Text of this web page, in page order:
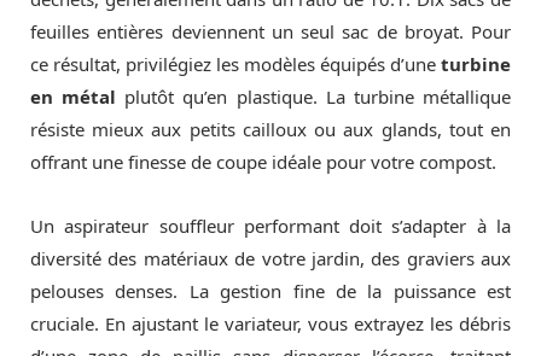
feuilles entières deviennent un seul sac de broyat. Pour
ce résultat, privilégiez les modèles équipés d’une turbine
en métal plutôt qu’en plastique. La turbine métallique
résiste mieux aux petits cailloux ou aux glands, tout en
offrant une finesse de coupe idéale pour votre compost.
Un aspirateur souffleur performant doit s’adapter à la
diversité des matériaux de votre jardin, des graviers aux
pelouses denses. La gestion fine de la puissance est
cruciale. En ajustant le variateur, vous extrayez les débris